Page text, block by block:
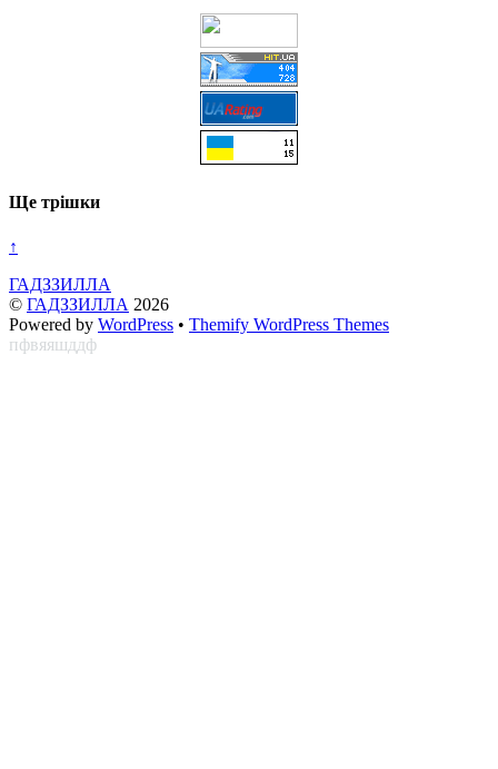
Ще трішки
↑
ГАДЗЗИЛЛА
© ГАДЗЗИЛЛА 2026
Powered by WordPress • Themify WordPress Themes
пфвяяшддф